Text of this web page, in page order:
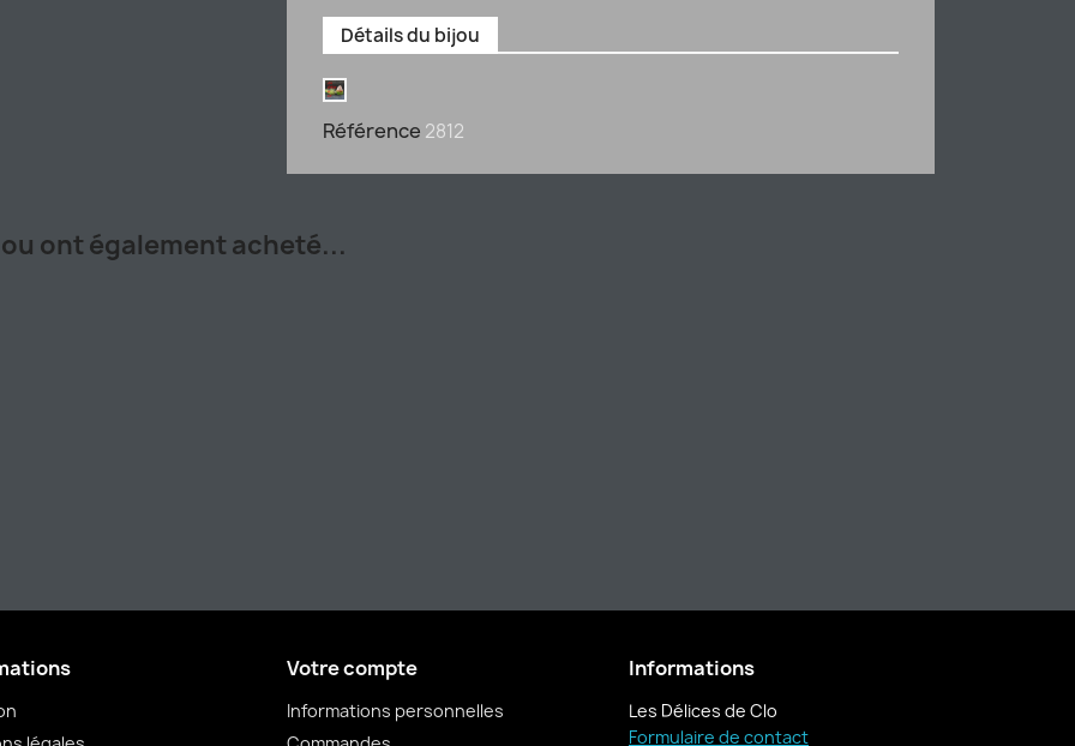
Détails du bijou
Référence 2812
ont également acheté...
Votre compte
Informations personnelles
Informations
Les Délices de Clo
Formulaire de contact